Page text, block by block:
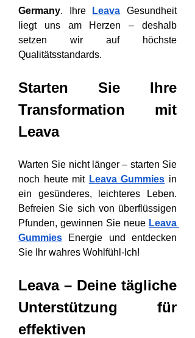
Germany. Ihre Leava Gesundheit
liegt uns am Herzen – deshalb
setzen wir auf höchste
Qualitätsstandards.
Starten Sie Ihre
Transformation mit
Leava
Warten Sie nicht länger – starten Sie
noch heute mit Leava Gummies in
ein gesünderes, leichteres Leben.
Befreien Sie sich von überflüssigen
Pfunden, gewinnen Sie neue Leava
Gummies Energie und entdecken
Sie Ihr wahres Wohlfühl-Ich!
Leava – Deine tägliche
Unterstützung für
effektiven